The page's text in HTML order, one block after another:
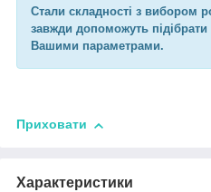
Стали складності з вибором
завжди допоможуть підібрати
Вашими параметрами.
Приховати
Характеристики